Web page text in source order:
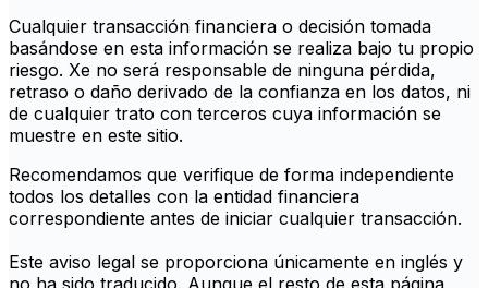
Cualquier transacción financiera o decisión tomada
basándose en esta información se realiza bajo tu propio
riesgo. Xe no será responsable de ninguna pérdida,
retraso o daño derivado de la confianza en los datos, ni
de cualquier trato con terceros cuya información se
muestre en este sitio.
Recomendamos que verifique de forma independiente
todos los detalles con la entidad financiera
correspondiente antes de iniciar cualquier transacción.
Este aviso legal se proporciona únicamente en inglés y